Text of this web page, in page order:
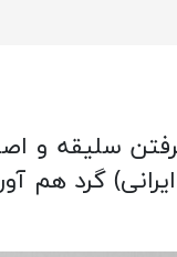
سلیقه و
گرد هم